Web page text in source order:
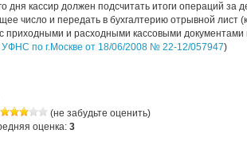
дня кассир должен подсчитать итоги операций за
число и передать в бухгалтерию отрывной лист
с приходными и расходными кассовыми документами
УФНС по г.Москве от 18/06/2008 № 22-12/057947)
(не забудьте оценить)
оценка: 3